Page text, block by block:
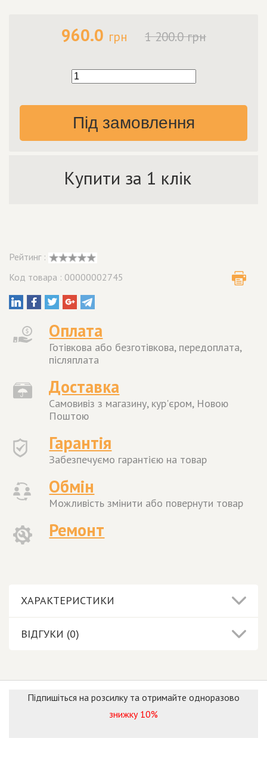
960.0 грн 1 200.0 грн
Під замовлення
Купити за 1 клік
Рейтинг :
Код товара : 00000002745
Оплата
Готівкова або безготівкова, передоплата,
післяплата
Доставка
Самовивіз з магазину, кур'єром, Новою
Поштою
Гарантія
Забезпечуємо гарантією на товар
Обмін
Можливість змінити або повернути товар
Ремонт
ХАРАКТЕРИСТИКИ
ВІДГУКИ (0)
Підпишіться на розсилку та отримайте одноразово
знижку 10%